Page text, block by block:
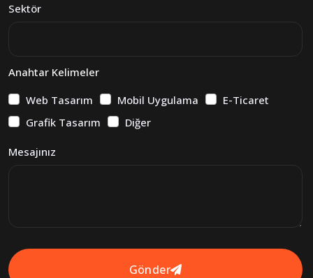
Sektör
Anahtar Kelimeler
Web Tasarım
Mobil Uygulama
E-Ticaret
Grafik Tasarım
Diğer
Mesajınız
Gönder